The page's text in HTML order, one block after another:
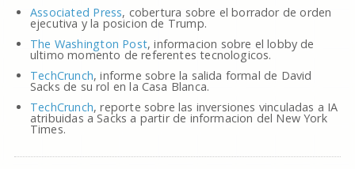
Associated Press, cobertura sobre el borrador de orden
ejecutiva y la posicion de Trump.
The Washington Post, informacion sobre el lobby de
ultimo momento de referentes tecnologicos.
TechCrunch, informe sobre la salida formal de David
Sacks de su rol en la Casa Blanca.
TechCrunch, reporte sobre las inversiones vinculadas a IA
atribuidas a Sacks a partir de informacion del New York
Times.